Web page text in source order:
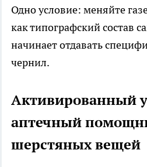
Одно условие: меняйте
как типографский состав
начинает отдавать
чернил.
Активированный
аптечный
шерстяных вещей